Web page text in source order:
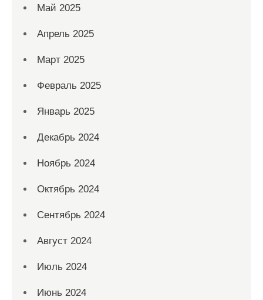
Май 2025
Апрель 2025
Март 2025
Февраль 2025
Январь 2025
Декабрь 2024
Ноябрь 2024
Октябрь 2024
Сентябрь 2024
Август 2024
Июль 2024
Июнь 2024